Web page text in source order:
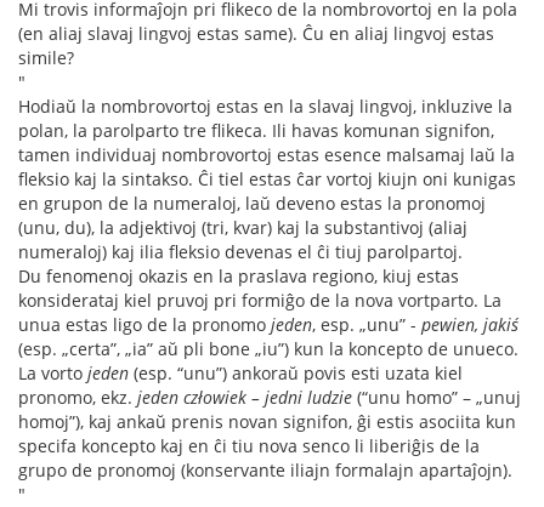
Mi trovis informaĵojn pri flikeco de la nombrovortoj en la pola
(en aliaj slavaj lingvoj estas same). Ĉu en aliaj lingvoj estas
simile?
"
Hodiaŭ la nombrovortoj estas en la slavaj lingvoj, inkluzive la
polan, la parolparto tre flikeca. Ili havas komunan signifon,
tamen individuaj nombrovortoj estas esence malsamaj laŭ la
fleksio kaj la sintakso. Ĉi tiel estas ĉar vortoj kiujn oni kunigas
en grupon de la numeraloj, laŭ deveno estas la pronomoj
(unu, du), la adjektivoj (tri, kvar) kaj la substantivoj (aliaj
numeraloj) kaj ilia fleksio devenas el ĉi tiuj parolpartoj.
Du fenomenoj okazis en la praslava regiono, kiuj estas
konsiderataj kiel pruvoj pri formiĝo de la nova vortparto. La
unua estas ligo de la pronomo jeden, esp. „unu” - pewien, jakiś
(esp. „certa”, „ia” aŭ pli bone „iu”) kun la koncepto de unueco.
La vorto jeden (esp. “unu”) ankoraŭ povis esti uzata kiel
pronomo, ekz. jeden człowiek – jedni ludzie (“unu homo” – „unuj
homoj”), kaj ankaŭ prenis novan signifon, ĝi estis asociita kun
specifa koncepto kaj en ĉi tiu nova senco li liberiĝis de la
grupo de pronomoj (konservante iliajn formalajn apartaĵojn).
"